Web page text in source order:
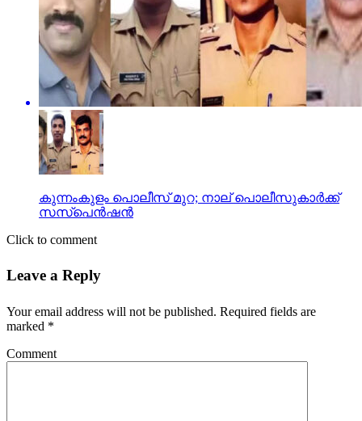
കുന്നംകുളം പൊലീസ് മുറ; നാല് പൊലീസുകാര്‍ക്ക്
സസ്‌പെന്‍ഷന്‍
Click to comment
Leave a Reply
Your email address will not be published. Required fields are
marked *
Comment